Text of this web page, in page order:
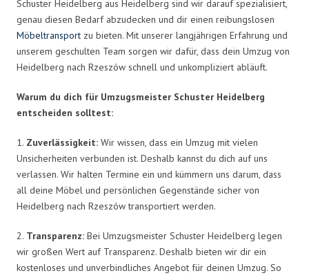
Schuster Heidelberg aus Heidelberg sind wir darauf spezialisiert,
genau diesen Bedarf abzudecken und dir einen reibungslosen
Möbeltransport zu bieten. Mit unserer langjährigen Erfahrung und
unserem geschulten Team sorgen wir dafür, dass dein Umzug von
Heidelberg nach Rzeszów schnell und unkompliziert abläuft.
Warum du dich für Umzugsmeister Schuster Heidelberg
entscheiden solltest:
1. Zuverlässigkeit: Wir wissen, dass ein Umzug mit vielen
Unsicherheiten verbunden ist. Deshalb kannst du dich auf uns
verlassen. Wir halten Termine ein und kümmern uns darum, dass
all deine Möbel und persönlichen Gegenstände sicher von
Heidelberg nach Rzeszów transportiert werden.
2. Transparenz: Bei Umzugsmeister Schuster Heidelberg legen
wir großen Wert auf Transparenz. Deshalb bieten wir dir ein
kostenloses und unverbindliches Angebot für deinen Umzug. So